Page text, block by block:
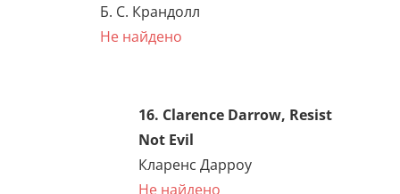
Стюарт Чейз
Не найдено
14. Arthur C. Clarke, Profiles
of The Future: An Inquiry
Into the Limits of the